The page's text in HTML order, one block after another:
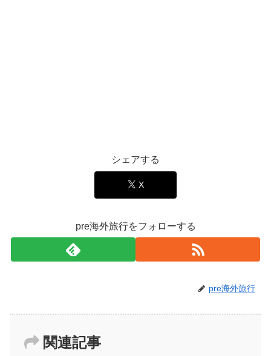
シェアする
X
pre海外旅行をフォローする
pre海外旅行
関連記事